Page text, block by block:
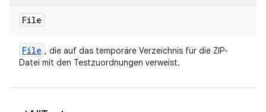
File
File , die auf das temporäre Verzeichnis für die ZIP-
Datei mit den Testzuordnungen verweist.